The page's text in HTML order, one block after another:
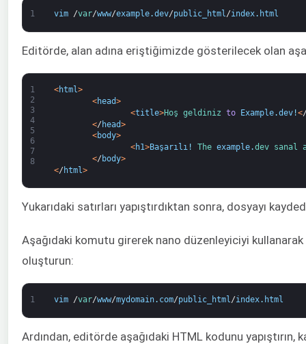
1 vim /var/www/example.dev/public_html/index. html
Editörde, alan adına eriştiğimizde gösterilecek olan
1
2
3
4
5
6
7
8
<html>
<head>
<title>Hoş geldiniz to Example.dev!<
</ head>
<body>
<h1>Başarılı! The example.dev sanal
</ body>
</ html >
Yukarıdaki satırları yapıştırdıktan sonra, dosyayı
Aşağıdaki komutu girerek nano düzenleyiciyi
oluşturun:
1 vim /var/www/mydomain. com/public_html/index. html
Ardından, editörde aşağıdaki HTML kodunu yapıştırın,